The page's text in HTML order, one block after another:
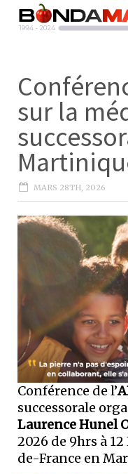
sur la
MARS 28TH, 2026
Conférence de l’
successorale
Laurence Hunel
2026 de 9hrs à
de-France en